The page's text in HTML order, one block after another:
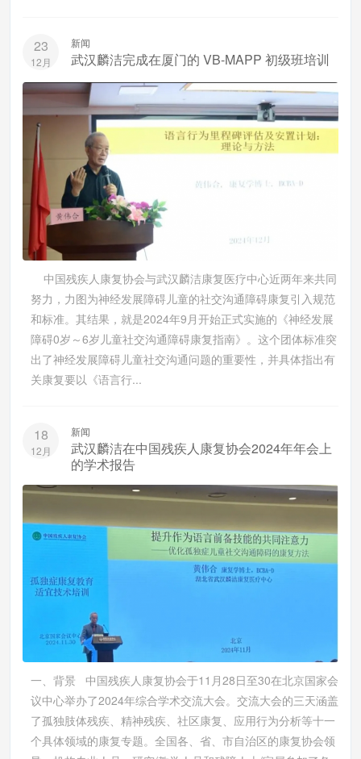
23
12月
新闻
武汉麟洁完成在厦门的 VB-MAPP 初级班培训
中国残疾人康复协会与武汉麟洁康复医疗中心近两年来共同
努力，力图为神经发展障碍儿童的社交沟通障碍康复引入规范
和标准。其结果，就是2024年9月开始正式实施的《神经发展
障碍0岁～6岁儿童社交沟通障碍康复指南》。这个团体标准突
出了神经发展障碍儿童社交沟通问题的重要性，并具体指出有
关康复要以《语言行...
18
12月
新闻
武汉麟洁在中国残疾人康复协会2024年年会上
的学术报告
一、背景 中国残疾人康复协会于11月28日至30在北京国家会
议中心举办了2024年综合学术交流大会。交流大会的三天涵盖
了孤独肢体残疾、精神残疾、社区康复、应用行为分析等十一
个具体领域的康复专题。全国各、省、市自治区的康复协会领